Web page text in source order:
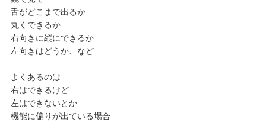
舌がどこまで出るか
丸くできるか
右向きに縦にできるか
左向きはどうか、など
よくあるのは
右はできるけど
左はできないとか
機能に偏りが出ている場合